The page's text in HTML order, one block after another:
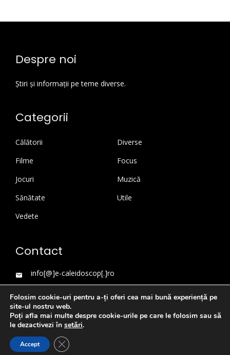
Despre noi
Știri și informații pe teme diverse.
Categorii
Călătorii
Diverse
Filme
Focus
Jocuri
Muzică
Sănătate
Utile
Vedete
Contact
info[@]e-caleidoscop[.]ro
WordPress Theme
Folosim cookie-uri pentru a-ți oferi cea mai bună experiență pe
site-ul nostru web.
Poți afla mai multe despre cookie-urile pe care le folosim sau să
le dezactivezi în setări.
Accept Close GDPR Cookie Banner